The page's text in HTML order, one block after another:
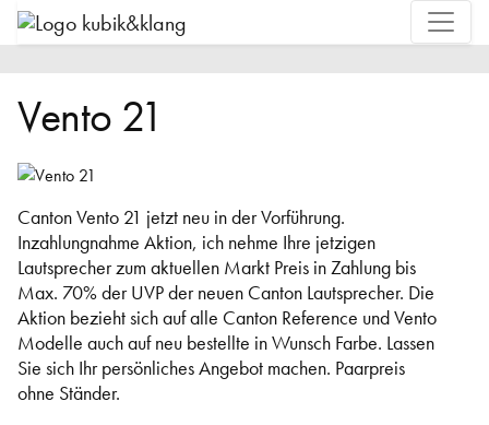
Vento 21
Canton Vento 21 jetzt neu in der Vorführung.
Inzahlungnahme Aktion, ich nehme Ihre jetzigen
Lautsprecher zum aktuellen Markt Preis in Zahlung bis
Max. 70% der UVP der neuen Canton Lautsprecher. Die
Aktion bezieht sich auf alle Canton Reference und Vento
Modelle auch auf neu bestellte in Wunsch Farbe. Lassen
Sie sich Ihr persönliches Angebot machen. Paarpreis
ohne Ständer.